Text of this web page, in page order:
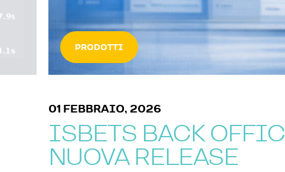
PRODOTTI
01 FEBBRAIO, 2026
ISBETS BACK OFFICE —
NUOVA RELEASE